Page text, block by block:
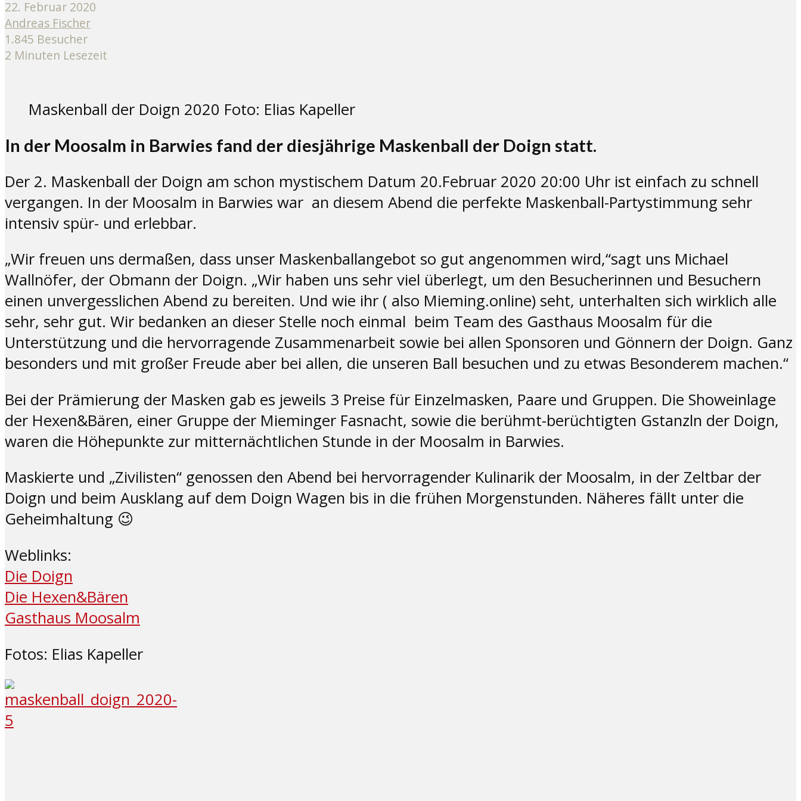
22. Februar 2020
Andreas Fischer
1.845 Besucher
2 Minuten Lesezeit
Maskenball der Doign 2020 Foto: Elias Kapeller
In der Moosalm in Barwies fand der diesjährige Maskenball der Doign statt.
Der 2. Maskenball der Doign am schon mystischem Datum 20.Februar 2020 20:00 Uhr ist einfach zu schnell
vergangen. In der Moosalm in Barwies war an diesem Abend die perfekte Maskenball-Partystimmung sehr
intensiv spür- und erlebbar.
„Wir freuen uns dermaßen, dass unser Maskenballangebot so gut angenommen wird,“sagt uns Michael
Wallnöfer, der Obmann der Doign. „Wir haben uns sehr viel überlegt, um den Besucherinnen und Besuchern
einen unvergesslichen Abend zu bereiten. Und wie ihr ( also Mieming.online) seht, unterhalten sich wirklich alle
sehr, sehr gut. Wir bedanken an dieser Stelle noch einmal beim Team des Gasthaus Moosalm für die
Unterstützung und die hervorragende Zusammenarbeit sowie bei allen Sponsoren und Gönnern der Doign. Ganz
besonders und mit großer Freude aber bei allen, die unseren Ball besuchen und zu etwas Besonderem machen.“
Bei der Prämierung der Masken gab es jeweils 3 Preise für Einzelmasken, Paare und Gruppen. Die Showeinlage
der Hexen&Bären, einer Gruppe der Mieminger Fasnacht, sowie die berühmt-berüchtigten Gstanzln der Doign,
waren die Höhepunkte zur mitternächtlichen Stunde in der Moosalm in Barwies.
Maskierte und „Zivilisten“ genossen den Abend bei hervorragender Kulinarik der Moosalm, in der Zeltbar der
Doign und beim Ausklang auf dem Doign Wagen bis in die frühen Morgenstunden. Näheres fällt unter die
Geheimhaltung 😉
Weblinks:
Die Doign
Die Hexen&Bären
Gasthaus Moosalm
Fotos: Elias Kapeller